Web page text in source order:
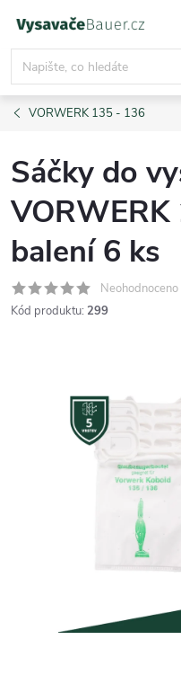
obsah
VORWERK 135 - 136
Sáčky do
balení 6 ks
Neohodnoceno
Kód produktu: 299